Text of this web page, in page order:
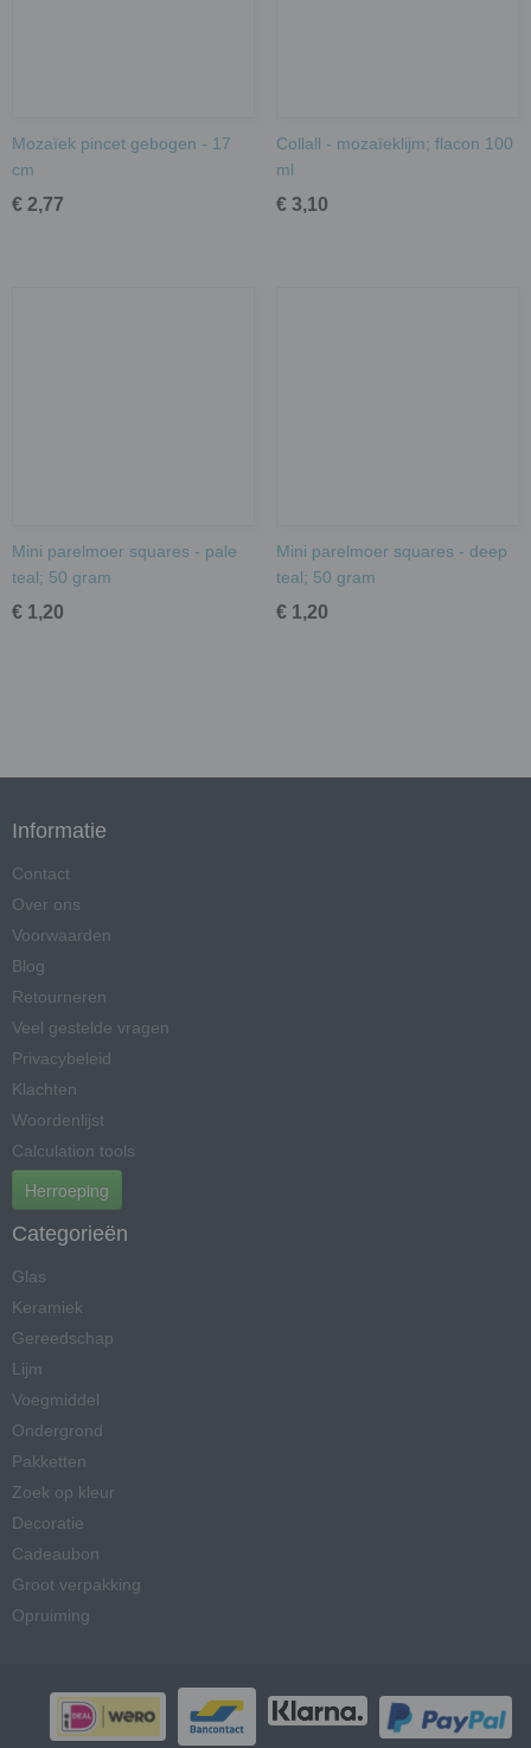
Mozaïek pincet gebogen - 17
cm
€ 2,77
Collall - mozaïeklijm; flacon 100
ml
€ 3,10
Mini parelmoer squares - pale
teal; 50 gram
€ 1,20
Mini parelmoer squares - deep
teal; 50 gram
€ 1,20
Informatie
Contact
Over ons
Voorwaarden
Blog
Retourneren
Veel gestelde vragen
Privacybeleid
Klachten
Woordenlijst
Calculation tools
Herroeping
Categorieën
Glas
Keramiek
Gereedschap
Lijm
Voegmiddel
Ondergrond
Pakketten
Zoek op kleur
Decoratie
Cadeaubon
Groot verpakking
Opruiming